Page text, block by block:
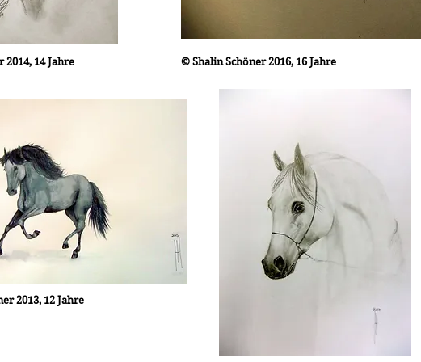
14 Jahre © Shalin Schöner 2016, 16 Jahre
2013, 12 Jahre